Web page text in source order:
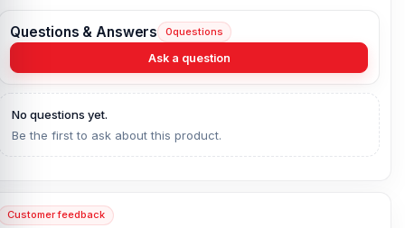
Questions & Answers 0questions
Ask a question
No questions yet.
Be the first to ask about this product.
Customer feedback